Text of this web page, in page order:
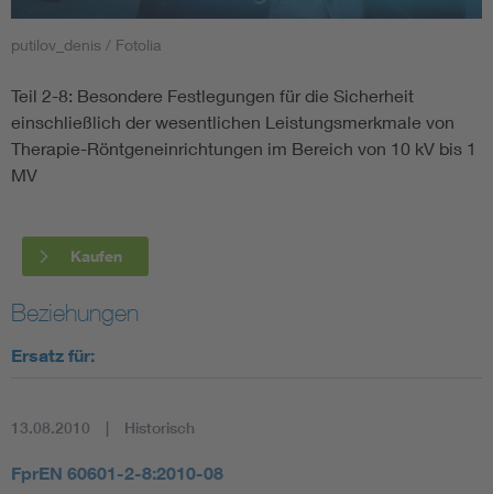
Smart Cities
DKE Fachinformationen im Kontext der Normung
Blitzschutz: DIN EN 62305 in der Übersicht
DIN VDE 0100 für sichere Elektroinstallationen
putilov_denis / Fotolia
Teil 2-8: Besondere Festlegungen für die Sicherheit
einschließlich der wesentlichen Leistungsmerkmale von
Therapie-Röntgeneinrichtungen im Bereich von 10 kV bis 1
MV
Kaufen
Beziehungen
Ersatz für:
13.08.2010 Historisch
FprEN 60601-2-8:2010-08